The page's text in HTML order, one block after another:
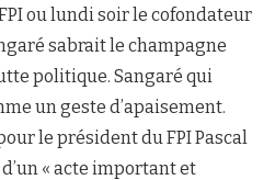
ou lundi soir le cofondateur
sabrait le champagne
politique. Sangaré qui
un geste d’apaisement.
le président du FPI Pascal
« acte important et